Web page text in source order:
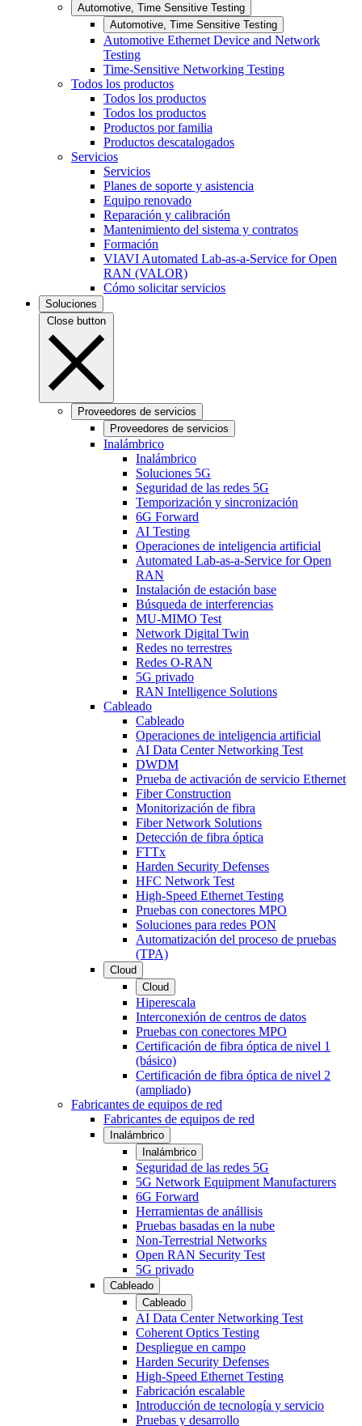
Automotive, Time Sensitive Testing
Automotive, Time Sensitive Testing
Automotive Ethernet Device and Network
Testing
Time-Sensitive Networking Testing
Todos los productos
Todos los productos
Todos los productos
Productos por familia
Productos descatalogados
Servicios
Servicios
Planes de soporte y asistencia
Equipo renovado
Reparación y calibración
Mantenimiento del sistema y contratos
Formación
VIAVI Automated Lab-as-a-Service for Open
RAN (VALOR)
Cómo solicitar servicios
Soluciones
Close button
Proveedores de servicios
Proveedores de servicios
Inalámbrico
Inalámbrico
Soluciones 5G
Seguridad de las redes 5G
Temporización y sincronización
6G Forward
AI Testing
Operaciones de inteligencia artificial
Automated Lab-as-a-Service for Open
RAN
Instalación de estación base
Búsqueda de interferencias
MU-MIMO Test
Network Digital Twin
Redes no terrestres
Redes O-RAN
5G privado
RAN Intelligence Solutions
Cableado
Cableado
Operaciones de inteligencia artificial
AI Data Center Networking Test
DWDM
Prueba de activación de servicio Ethernet
Fiber Construction
Monitorización de fibra
Fiber Network Solutions
Detección de fibra óptica
FTTx
Harden Security Defenses
HFC Network Test
High-Speed Ethernet Testing
Pruebas con conectores MPO
Soluciones para redes PON
Automatización del proceso de pruebas
(TPA)
Cloud
Cloud
Hiperescala
Interconexión de centros de datos
Pruebas con conectores MPO
Certificación de fibra óptica de nivel 1
(básico)
Certificación de fibra óptica de nivel 2
(ampliado)
Fabricantes de equipos de red
Fabricantes de equipos de red
Inalámbrico
Inalámbrico
Seguridad de las redes 5G
5G Network Equipment Manufacturers
6G Forward
Herramientas de anállisis
Pruebas basadas en la nube
Non-Terrestrial Networks
Open RAN Security Test
5G privado
Cableado
Cableado
AI Data Center Networking Test
Coherent Optics Testing
Despliegue en campo
Harden Security Defenses
High-Speed Ethernet Testing
Fabricación escalable
Introducción de tecnología y servicio
Pruebas y desarrollo